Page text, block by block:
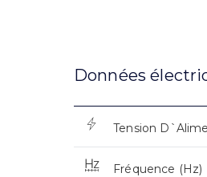
Données
Tension
Fréquence (Hz)